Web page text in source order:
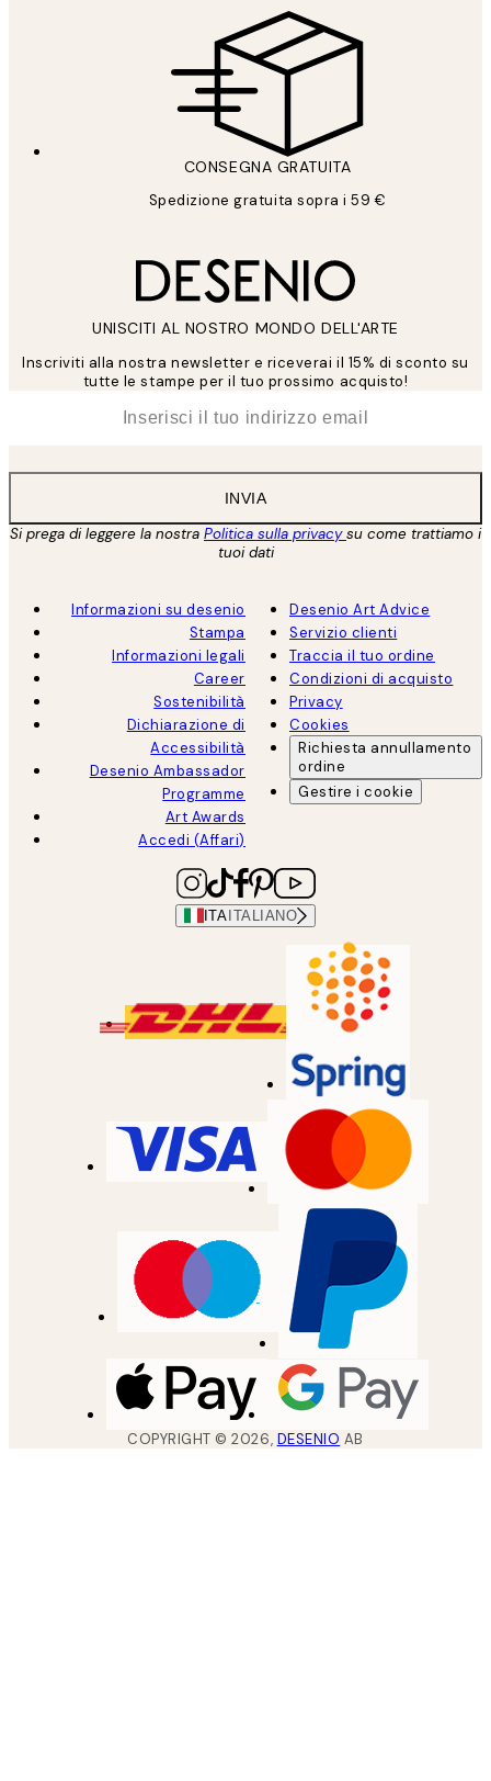
CONSEGNA GRATUITA
Spedizione gratuita sopra i 59 €
UNISCITI AL NOSTRO MONDO DELL'ARTE
Inscriviti alla nostra newsletter e riceverai il 15% di sconto su
tutte le stampe per il tuo prossimo acquisto!
INVIA
Si prega di leggere la nostra Politica sulla privacysu come trattiamo i
tuoi dati
Informazioni su desenio
Stampa
Informazioni legali
Career
Sostenibilità
Dichiarazione di
Accessibilità
Desenio Ambassador
Programme
Art Awards
Accedi (Affari)
Desenio Art Advice
Servizio clienti
Traccia il tuo ordine
Condizioni di acquisto
Privacy
Cookies
Richiesta annullamento
ordine
Gestire i cookie
ITA ITALIANO
COPYRIGHT ©2026, DESENIO AB